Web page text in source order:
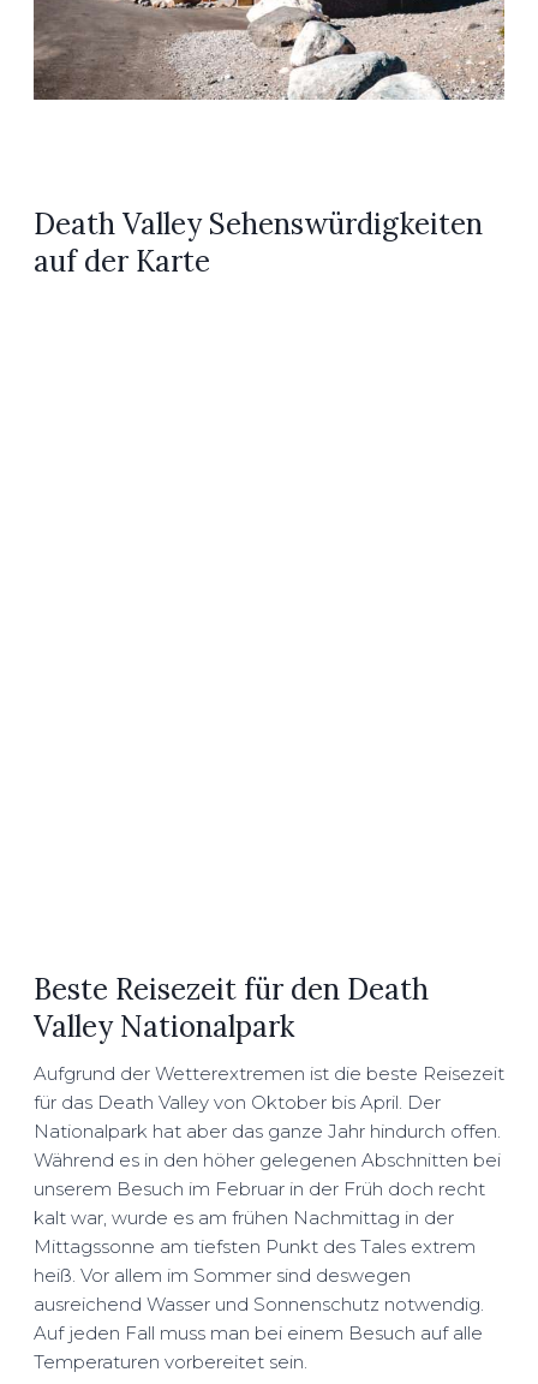
Death Valley Sehenswürdigkeiten
auf der Karte
Beste Reisezeit für den Death
Valley Nationalpark
Aufgrund der Wetterextremen ist die beste Reisezeit
für das Death Valley von Oktober bis April. Der
Nationalpark hat aber das ganze Jahr hindurch offen.
Während es in den höher gelegenen Abschnitten bei
unserem Besuch im Februar in der Früh doch recht
kalt war, wurde es am frühen Nachmittag in der
Mittagssonne am tiefsten Punkt des Tales extrem
heiß. Vor allem im Sommer sind deswegen
ausreichend Wasser und Sonnenschutz notwendig.
Auf jeden Fall muss man bei einem Besuch auf alle
Temperaturen vorbereitet sein.